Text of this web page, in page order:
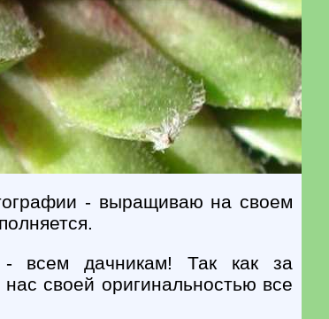
- выращиваю на своем
- всем дачникам! Так как за
своей оригинальностью все